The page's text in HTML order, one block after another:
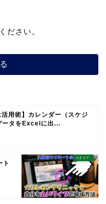
ださい。
活用術】カレンダー（スケジ
ータをExcelに出...
ト